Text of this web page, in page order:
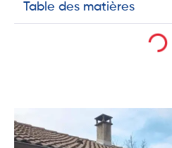
Table des matières